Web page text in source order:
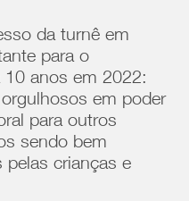
da turnê em
para o
anos em 2022:
em poder
para outros
sendo bem
pelas crianças e